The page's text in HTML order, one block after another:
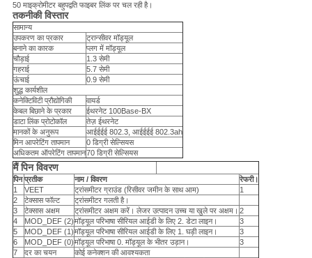
50 माइक्रोमीटर बहुपद्वति फाइबर लिंक पर चल रही है।
तकनीकी विस्तार
सामान्य
उपकरण का प्रकार
ट्रान्सीवर मॉड्यूल
बनाने का कारक
प्लग में मॉड्यूल
चौड़ाई
1.3 सेमी
गहराई
5.7 सेमी
ऊंचाई
0.9 सेमी
शुद्ध कार्यशील
कनेक्टिविटी प्रौद्योगिकी
वायर्ड
केबल बिछाने के प्रकार
ईथरनेट 100Base-BX
डाटा लिंक प्रोटोकॉल
तेज़ ईथरनेट
मानकों के अनुरूप
आईईईई 802.3, आईईईई 802.3ah
मिन आपरेटिंग तापमान
0 डिग्री सेल्सियस
अधिकतम ऑपरेटिंग तापमान70 डिग्री सेल्सियस
मैं पिन विवरण
पिन प्रतीक नाम / विवरण
रेफरी।
1
VEET ट्रांसमीटर ग्राउंड (रिसीवर जमीन के साथ आम)
1
2
टेक्सास फॉल्ट
ट्रांसमीटर गलती है।
3
टेक्सास अक्षम ट्रांसमीटर अक्षम करें। लेजर उत्पादन उच्च या खुले पर अक्षम। 2
4
MOD_DEF (2)मॉड्यूल परिभाषा सीरियल आईडी के लिए 2. डेटा लाइन।
3
5
MOD_DEF (1)मॉड्यूल परिभाषा सीरियल आईडी के लिए 1. घड़ी लाइन।
3
6
MOD_DEF (0)मॉड्यूल परिभाषा 0. मॉड्यूल के भीतर उड़ान।
3
7
दर का चयन
कोई कनेक्शन की आवश्यकता